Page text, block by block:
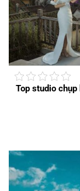
Top studio